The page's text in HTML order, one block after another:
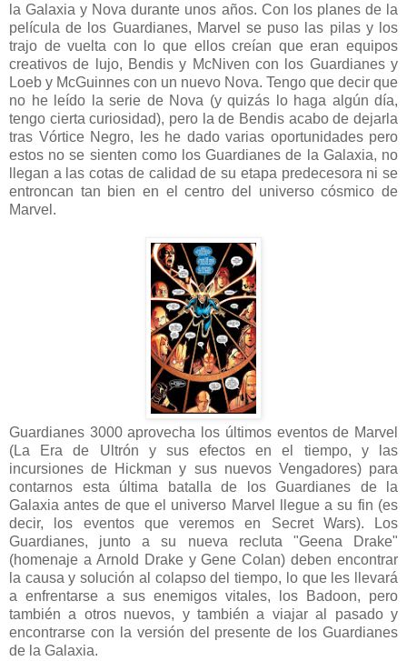
la Galaxia y Nova durante unos años. Con los planes de la
película de los Guardianes, Marvel se puso las pilas y los
trajo de vuelta con lo que ellos creían que eran equipos
creativos de lujo, Bendis y McNiven con los Guardianes y
Loeb y McGuinnes con un nuevo Nova. Tengo que decir que
no he leído la serie de Nova (y quizás lo haga algún día,
tengo cierta curiosidad), pero la de Bendis acabo de dejarla
tras Vórtice Negro, les he dado varias oportunidades pero
estos no se sienten como los Guardianes de la Galaxia, no
llegan a las cotas de calidad de su etapa predecesora ni se
entroncan tan bien en el centro del universo cósmico de
Marvel.
Guardianes 3000 aprovecha los últimos eventos de Marvel
(La Era de Ultrón y sus efectos en el tiempo, y las
incursiones de Hickman y sus nuevos Vengadores) para
contarnos esta última batalla de los Guardianes de la
Galaxia antes de que el universo Marvel llegue a su fin (es
decir, los eventos que veremos en Secret Wars). Los
Guardianes, junto a su nueva recluta "Geena Drake"
(homenaje a Arnold Drake y Gene Colan) deben encontrar
la causa y solución al colapso del tiempo, lo que les llevará
a enfrentarse a sus enemigos vitales, los Badoon, pero
también a otros nuevos, y también a viajar al pasado y
encontrarse con la versión del presente de los Guardianes
de la Galaxia.